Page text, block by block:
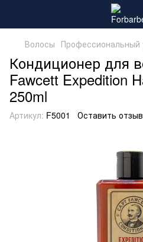
Волосы Профессиональный
Кондиционер для
Fawcett Expedition
250ml
Артикул: F5001 Оставить отзыв